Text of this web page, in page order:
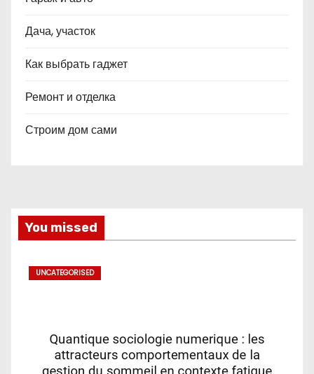
Дача, участок
Как выбрать гаджет
Ремонт и отделка
Строим дом сами
You missed
UNCATEGORISED